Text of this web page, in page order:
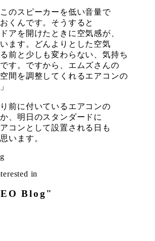
のスピーカーを低い音量で
くんです。そうすると
アを開けたときに空気感が、
ます。どんよりとした空気
前と少しも変わらない、気持ち
す。ですから、エムズさんの
間を調整してくれるエアコンの
前に付いているエアコンの
、明日のスタンダードに
コンとして設置される日も
います。
in
Blog"